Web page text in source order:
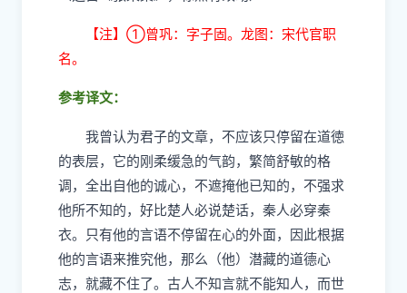
【注】①曾巩：字子固。龙图：宋代官职
名。
参考译文：
我曾认为君子的文章，不应该只停留在道徳
的表层，它的刚柔缓急的气韵，繁简舒敏的格
调，全出自他的诚心，不遮掩他已知的，不强求
他所不知的，好比楚人必说楚话，秦人必穿秦
衣。只有他的言语不停留在心的外面，因此根据
他的言语来推究他，那么（他）潜藏的道德心
志，就藏不住了。古人不知言就不能知人，而世